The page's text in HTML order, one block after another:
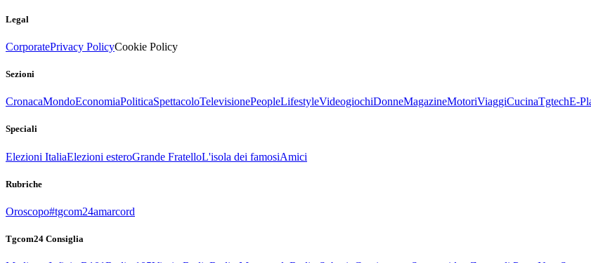
Legal
CorporatePrivacy PolicyCookie Policy
Sezioni
CronacaMondoEconomiaPoliticaSpettacoloTelevisionePeopleLifestyleVideogiochiDonneMagazineMotoriViaggiCucinaTgtechE-
Speciali
Elezioni ItaliaElezioni esteroGrande FratelloL'isola dei famosiAmici
Rubriche
Oroscopo#tgcom24amarcord
Tgcom24 Consiglia